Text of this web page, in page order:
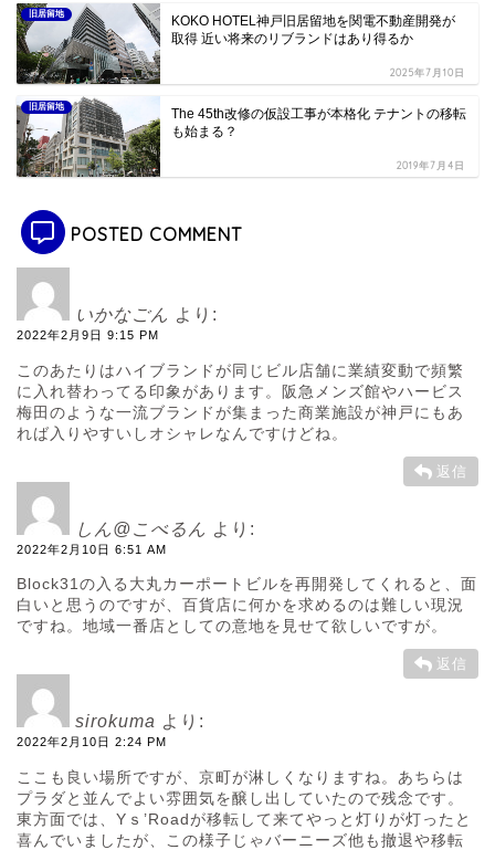
旧居留地
KOKO HOTEL神戸旧居留地を関電不動産開発が
取得 近い将来のリブランドはあり得るか
2025年7月10日
旧居留地
The 45th改修の仮設工事が本格化 テナントの移転
も始まる？
2019年7月4日
POSTED COMMENT
いかなごん より:
2022年2月9日 9:15 PM
このあたりはハイブランドが同じビル店舗に業績変動で頻繁
に入れ替わってる印象があります。阪急メンズ館やハービス
梅田のような一流ブランドが集まった商業施設が神戸にもあ
れば入りやすいしオシャレなんですけどね。
返信
しん@こべるん より:
2022年2月10日 6:51 AM
Block31の入る大丸カーポートビルを再開発してくれると、面
白いと思うのですが、百貨店に何かを求めるのは難しい現況
ですね。地域一番店としての意地を見せて欲しいですが。
返信
sirokuma より:
2022年2月10日 2:24 PM
ここも良い場所ですが、京町が淋しくなりますね。あちらは
プラダと並んでよい雰囲気を醸し出していたので残念です。
東方面では、Yｓ’Roadが移転して来てやっと灯りが灯ったと
喜んでいましたが、この様子じゃバーニーズ他も撤退や移転